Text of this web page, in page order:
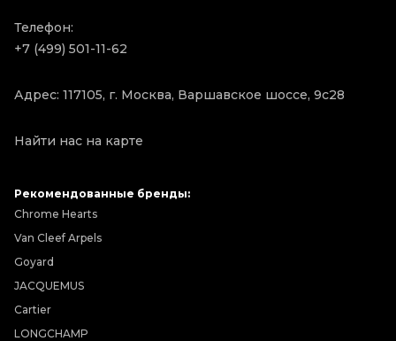
Телефон:
+7 (499) 501-11-62
Адрес: 117105, г. Москва, Варшавское шоссе, 9с28
Найти нас на карте
Рекомендованные бренды:
Chrome Hearts
Van Cleef Arpels
Goyard
JACQUEMUS
Cartier
LONGCHAMP